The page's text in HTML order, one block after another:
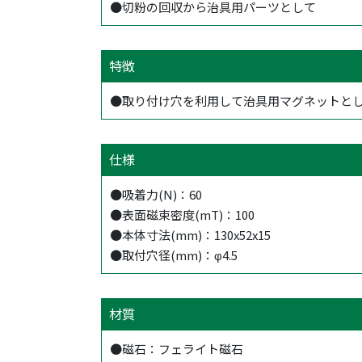
●切粉の回収から治具用パーツとして
特徴
●取り付け穴を利用して治具用マグネットと
仕様
●吸着力(N)：60
●表面磁束密度(mT)：100
●本体寸法(mm)：130x52x15
●取付穴径(mm)：φ4.5
材質
●磁石：フェライト磁石